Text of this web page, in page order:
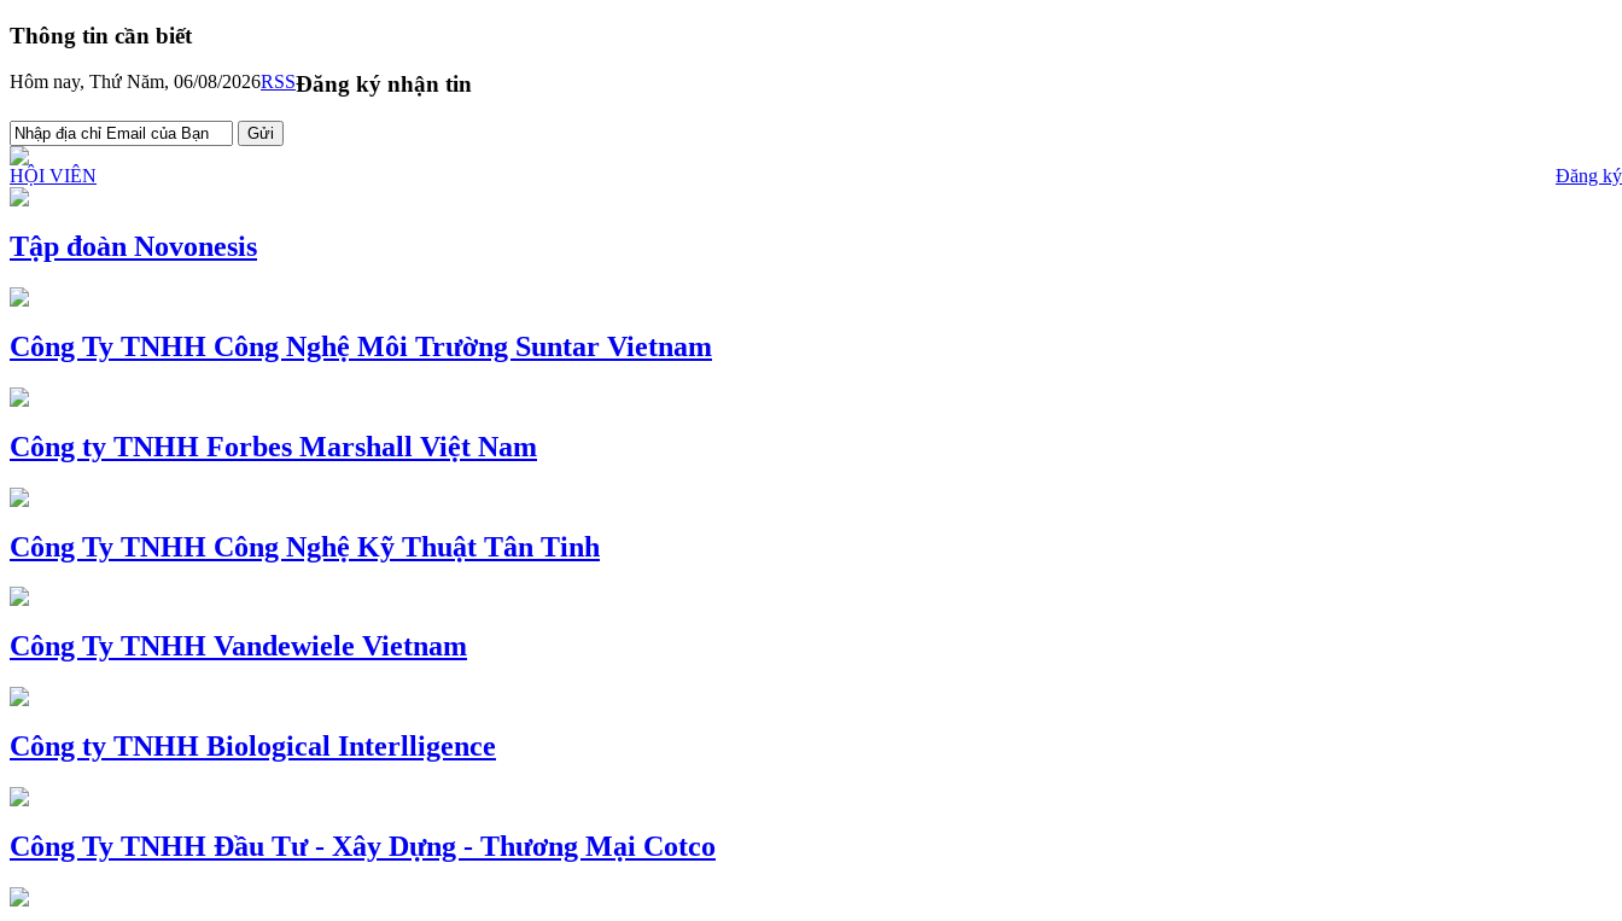
Thông tin cần biết
Hôm nay, Thứ Năm, 06/08/2026RSSĐăng ký nhận tin
HỘI VIÊN Đăng ký
Tập đoàn Novonesis
Công Ty TNHH Công Nghệ Môi Trường Suntar Vietnam
Công ty TNHH Forbes Marshall Việt Nam
Công Ty TNHH Công Nghệ Kỹ Thuật Tân Tinh
Công Ty TNHH Vandewiele Vietnam
Công ty TNHH Biological Interlligence
Công Ty TNHH Đầu Tư - Xây Dựng - Thương Mại Cotco